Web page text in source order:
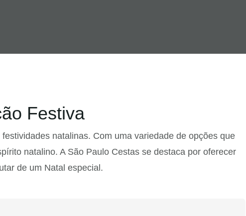
Festiva
natalinas. Com uma variedade de opções que
natalino. A São Paulo Cestas se destaca por oferecer
de um Natal especial.